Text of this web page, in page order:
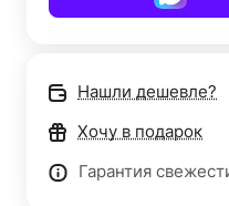
Нашли дешевле?
Хочу в подарок
Гарантия